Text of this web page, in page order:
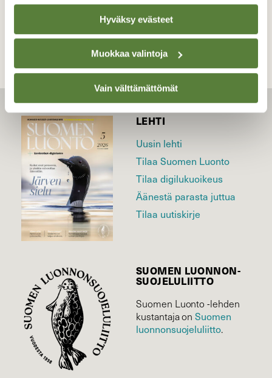
Hyväksy evästeet
Muokkaa valintoja
Vain välttämättömät
TAKAISIN LISTAAN
LEHTI
Uusin lehti
Tilaa Suomen Luonto
Tilaa digilukuoikeus
Äänestä parasta juttua
Tilaa uutiskirje
SUOMEN LUONNON­
SUOJELU­LIITTO
Suomen Luonto -lehden
kustantaja onSuomen
luonnonsuojelu­liitto.